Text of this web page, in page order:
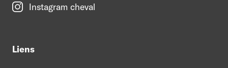
Instagram cheval
Liens